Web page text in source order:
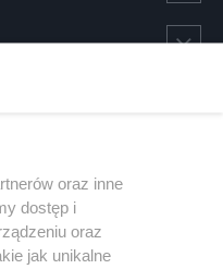
oraz inne
dostęp i
oraz
jak unikalne